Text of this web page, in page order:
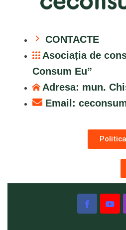
CONTACTE
Asociația de
Consum Eu”
Adresa: mun.
Email: